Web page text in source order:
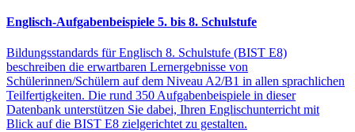
Englisch-Aufgabenbeispiele 5. bis 8. Schulstufe
Bildungsstandards für Englisch 8. Schulstufe (BIST E8)
beschreiben die erwartbaren Lernergebnisse von
Schülerinnen/Schülern auf dem Niveau A2/B1 in allen sprachlichen
Teilfertigkeiten. Die rund 350 Aufgabenbeispiele in dieser
Datenbank unterstützen Sie dabei, Ihren Englischunterricht mit
Blick auf die BIST E8 zielgerichtet zu gestalten.